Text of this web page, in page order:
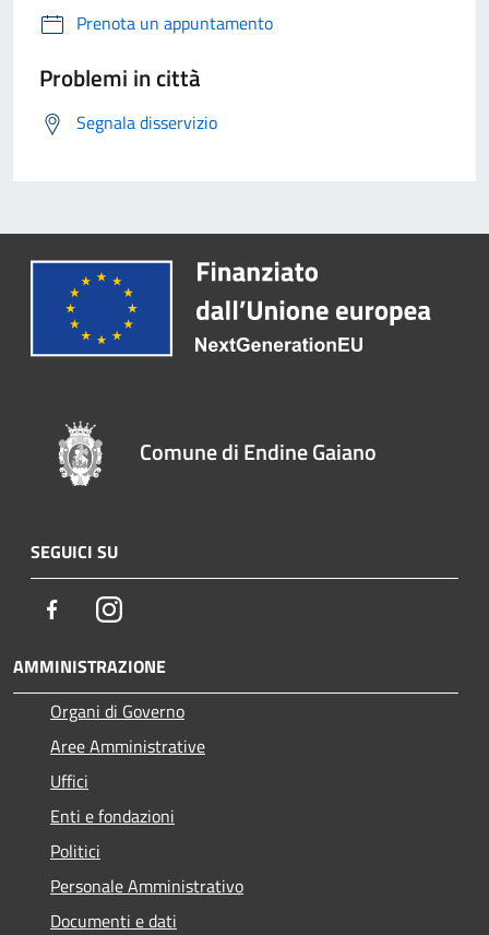
Prenota un appuntamento
Problemi in città
Segnala disservizio
Comune di Endine Gaiano
SEGUICI SU
FacebookInstagram
AMMINISTRAZIONE
Organi di Governo
Aree Amministrative
Uffici
Enti e fondazioni
Politici
Personale Amministrativo
Documenti e dati